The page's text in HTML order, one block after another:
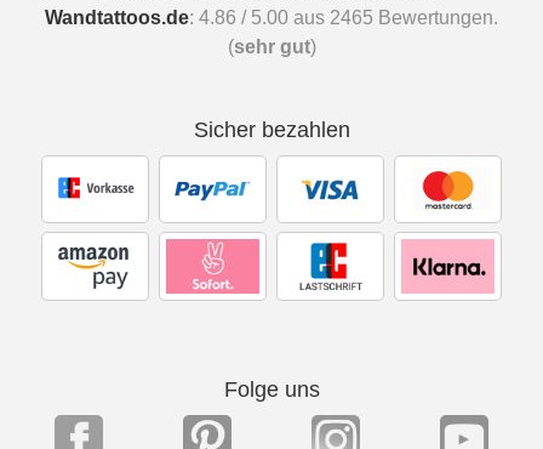
Wandtattoos.de: 4.86 / 5.00 aus 2465 Bewertungen.
(sehr gut)
Sicher bezahlen
Folge uns